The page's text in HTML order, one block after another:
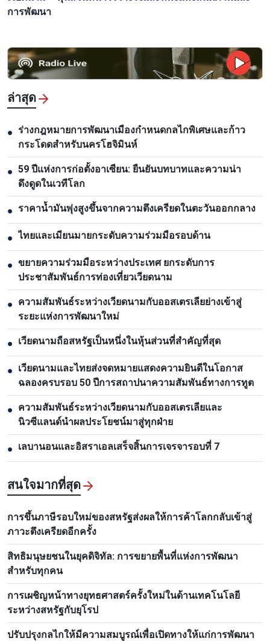
การพัฒนา
ล่าสุด
● ร่างกฎหมายการพัฒนาเมืองกำหนดกลไกพิเศษและก้าว
กระโดดสำหรับนครโฮจิมินห์
● 59 ปีแห่งการก่อตั้งอาเซียน: ยืนยันบทบาทและความน่า
ดึงดูดในเวทีโลก
● ราคาน้ำมันพุ่งสูงขึ้นจากความตึงเครียดในตะวันออกกลาง
● ไทยและเมียนมายกระดับความร่วมมือรอบด้าน
● ขยายความร่วมมือระหว่างประเทศ ยกระดับการ
ประชาสัมพันธ์การท่องเที่ยวเวียดนาม
● ความสัมพันธ์ระหว่างเวียดนามกับออสเตรเลียย่างเข้าสู่
ระยะแห่งการพัฒนาใหม่
● เวียดนามถือสหรัฐเป็นหนึ่งในหุ้นส่วนที่สำคัญที่สุด
● เวียดนามและไทยส่งจดหมายแสดงความยินดีในโอกาส
ฉลองครบรอบ 50 ปีการสถาปนาความสัมพันธ์ทางการทูต
● ความสัมพันธ์ระหว่างเวียดนามกับออสเตรเลียและ
นิวซีแลนด์นำผลประโยชน์มาสู่ทุกฝ่าย
● เลบานอนและอิสราเอลเสร็จสิ้นการเจรจารอบที่ 7
สนใจมากที่สุด
การขึ้นภาษีรอบใหม่ของสหรัฐส่งผลให้การค้าโลกกลับเข้าสู่
ภาวะตึงเครียดอีกครั้ง
สิทธิมนุษยชนในยุคดิจิทัล: การขยายพื้นที่แห่งการพัฒนา
สำหรับทุกคน
การเผชิญหน้าทางยุทธศาสตร์ครั้งใหม่ในด้านเทคโนโลยี
ระหว่างสหรัฐกับยุโรป
ปรับปรุงกลไกให้มีความสมบูรณ์เพื่อเปิดทางให้แก่การพัฒนา